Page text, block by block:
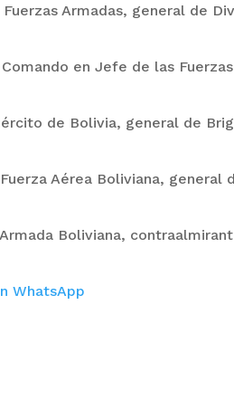
Armadas, general de
en Jefe de las
de Bolivia, general de
Aérea Boliviana, general
Boliviana,
WhatsApp